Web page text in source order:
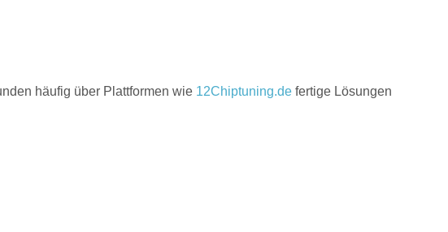
häufig über Plattformen wie 12Chiptuning.de fertige Lösungen